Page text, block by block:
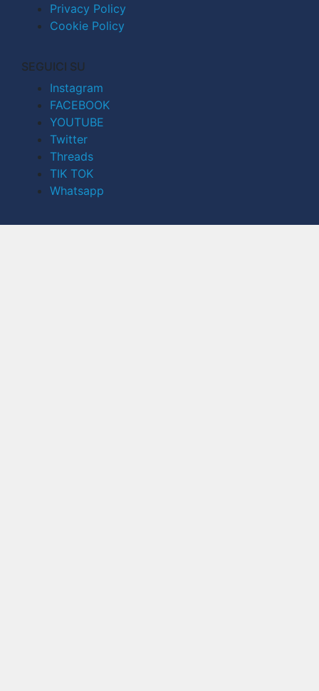
Privacy Policy
Cookie Policy
SEGUICI SU
Instagram
FACEBOOK
YOUTUBE
Twitter
Threads
TIK TOK
Whatsapp